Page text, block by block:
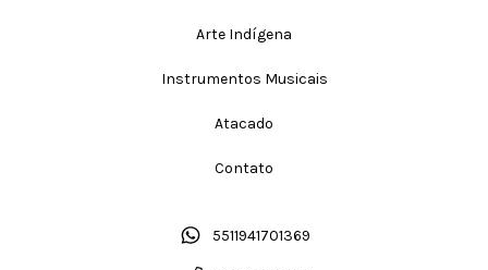
Arte Indígena
Instrumentos Musicais
Atacado
Contato
5511941701369